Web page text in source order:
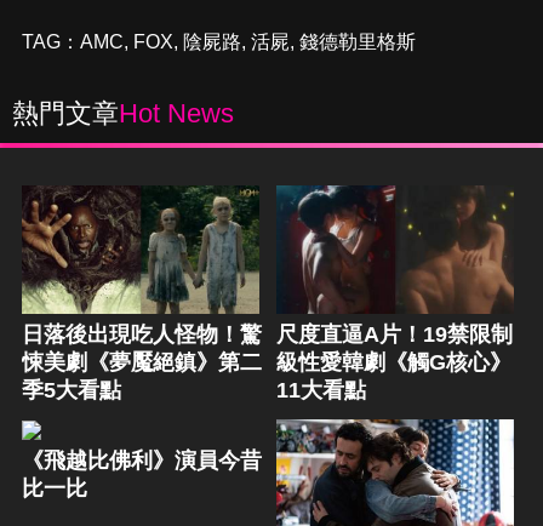
TAG： AMC, FOX, 陰屍路, 活屍, 錢德勒里格斯
熱門文章Hot News
日落後出現吃人怪物！驚
悚美劇《夢魘絕鎮》第二
季5大看點
尺度直逼A片！19禁限制
級性愛韓劇《觸G核心》
11大看點
《飛越比佛利》演員今昔
比一比